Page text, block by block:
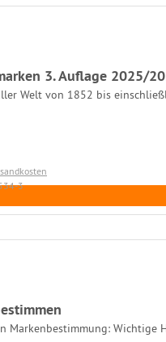
3. Auflage 2025/
Welt von 1852 bis
3
Markenbestimmung: Wichtige